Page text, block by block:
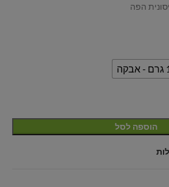
הפה
הוספה לסל